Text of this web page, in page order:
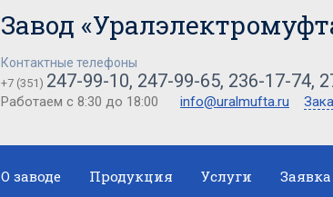
Завод
Контактные телефоны
+7 (351) 247-99-10, 247-99-65, 236-17-74,
Работаем с 8:30 до 18:00 info@uralmufta.ru
О заводе Продукция Услуги Заявка